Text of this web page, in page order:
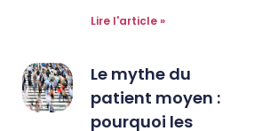
Lire l'article »
Le mythe du
patient moyen :
pourquoi les